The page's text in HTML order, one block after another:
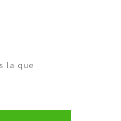
la que